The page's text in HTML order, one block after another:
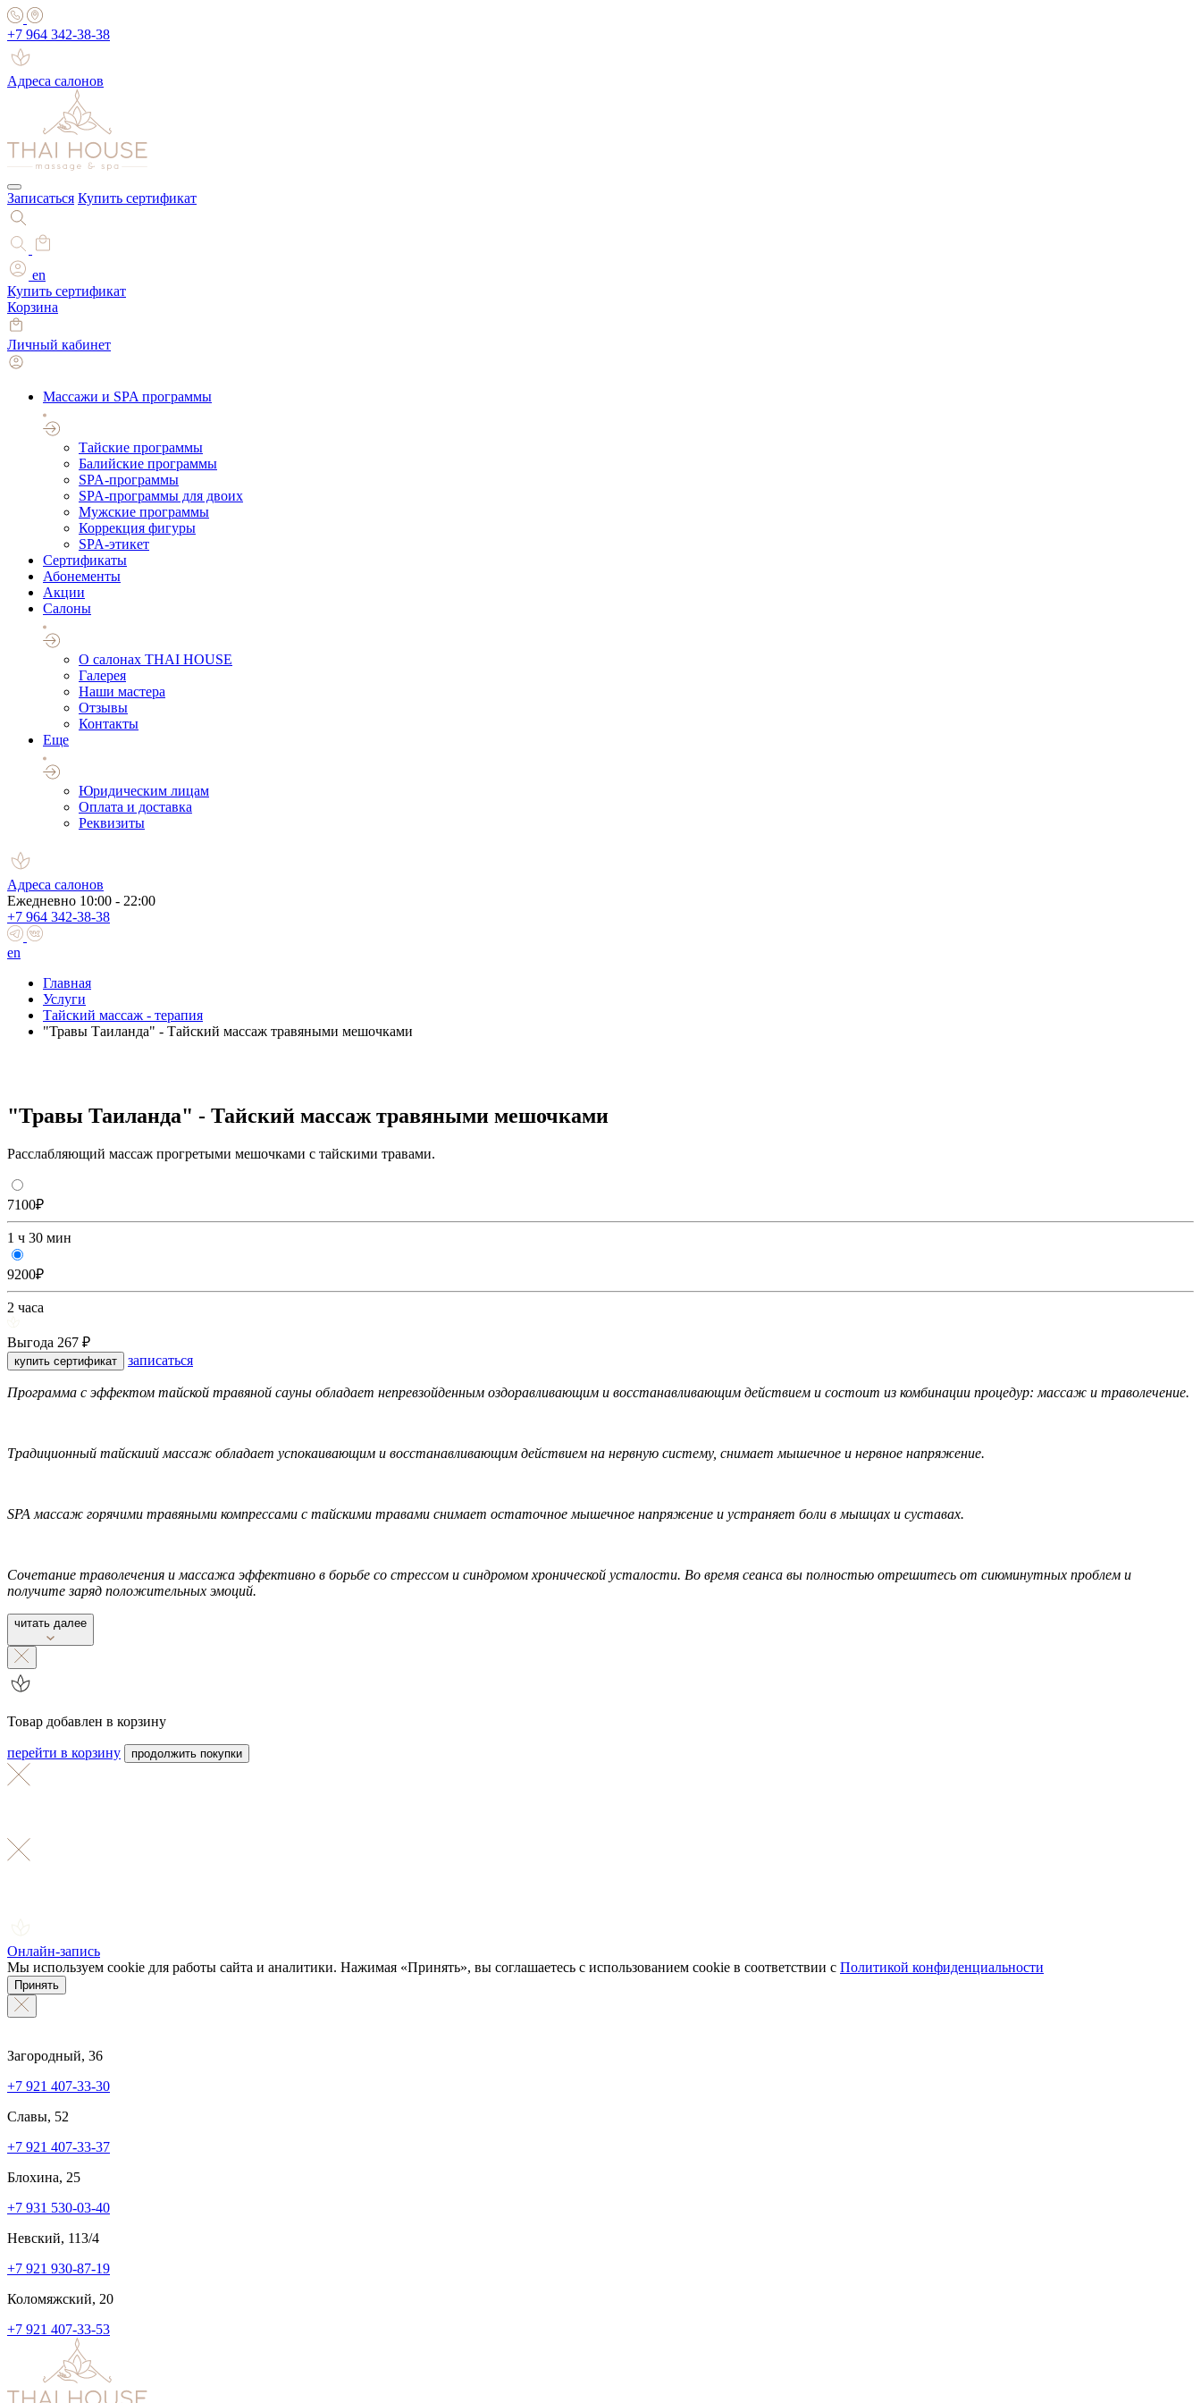
+7 964 342-38-38
Адреса салонов
Записаться Купить сертификат
en
Купить сертификат
Корзина
Личный кабинет
Массажи и SPA программы
Тайские программы
Балийские программы
SPA-программы
SPA-программы для двоих
Мужские программы
Коррекция фигуры
SPA-этикет
Cертификаты
Абонементы
Акции
Салоны
О салонах THAI HOUSE
Галерея
Наши мастера
Отзывы
Контакты
Еще
Юридическим лицам
Оплата и доставка
Реквизиты
Адреса салонов
Ежедневно 10:00 - 22:00
+7 964 342-38-38
en
Главная
Услуги
Тайский массаж - терапия
"Травы Таиланда" - Тайский массаж травяными мешочками
"Травы Таиланда" - Тайский массаж травяными мешочками
Расслабляющий массаж прогретыми мешочками с тайскими травами.
7100₽
1 ч 30 мин
9200₽
2 часа
Выгода 267 ₽
купить сертификат записаться
Программа с эффектом тайской травяной сауны обладает непревзойденным оздоравливающим и восстанавливающим действием и состоит из комбинации процедур: массаж и траволечение.
Традиционный тайскиий массаж обладает успокаивающим и восстанавливающим действием на нервную систему, снимает мышечное и нервное напряжение.
SPA массаж горячими травяными компрессами с тайскими травами снимает остаточное мышечное напряжение и устраняет боли в мышцах и суставах.
Сочетание траволечения и массажа эффективно в борьбе со стрессом и синдромом хронической усталости. Во время сеанса вы полностью отрешитесь от сиюминутных проблем и
получите заряд положительных эмоций.
читать далее
Товар добавлен в корзину
перейти в корзину продолжить покупки
Онлайн-запись
Мы используем cookie для работы сайта и аналитики. Нажимая «Принять», вы соглашаетесь с использованием cookie в соответствии с Политикой конфиденциальности
Принять
Загородный, 36
+7 921 407-33-30
Славы, 52
+7 921 407-33-37
Блохина, 25
+7 931 530-03-40
Невский, 113/4
+7 921 930-87-19
Коломяжский, 20
+7 921 407-33-53